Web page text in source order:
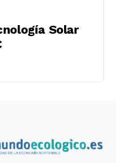
Solar